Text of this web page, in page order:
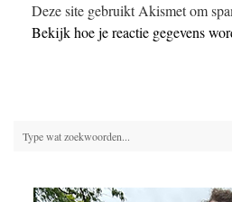
Deze site gebruikt Akismet om
Bekijk hoe je reactie gegevens